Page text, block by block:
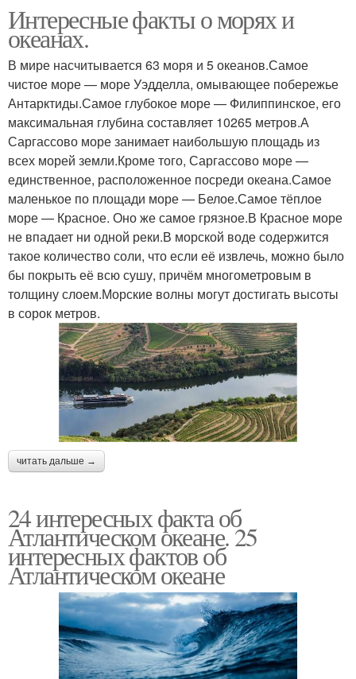
Интересные факты о морях и
океанах.
В мире насчитывается 63 моря и 5 океанов.Самое
чистое море — море Уэдделла, омывающее побережье
Антарктиды.Самое глубокое море — Филиппинское, его
максимальная глубина составляет 10265 метров.А
Саргассово море занимает наибольшую площадь из
всех морей земли.Кроме того, Саргассово море —
единственное, расположенное посреди океана.Самое
маленькое по площади море — Белое.Самое тёплое
море — Красное. Оно же самое грязное.В Красное море
не впадает ни одной реки.В морской воде содержится
такое количество соли, что если её извлечь, можно было
бы покрыть её всю сушу, причём многометровым в
толщину слоем.Морские волны могут достигать высоты
в сорок метров.
читать дальше →
24 интересных факта об
Атлантическом океане. 25
интересных фактов об
Атлантическом океане